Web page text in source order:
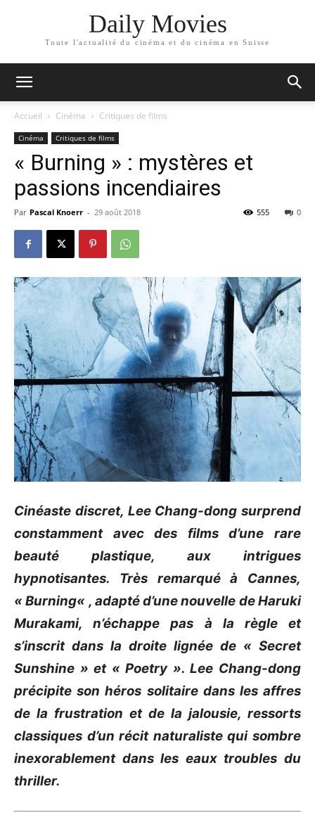
Daily Movies
Toute l'actualité du cinéma et du cinéma en Suisse
Accueil Cinéma Critiques de films
Cinéma Critiques de films
« Burning » : mystères et
passions incendiaires
Par Pascal Knoerr - 29 août 2018 0
555
Cinéaste discret, Lee Chang-dong surprend
constamment avec des films d’une rare
beauté plastique, aux intrigues
hypnotisantes. Très remarqué à Cannes,
«Burning« , adapté d’une nouvelle deHaruki
Murakami, n’échappe pas à la règle et
s’inscrit dans la droite lignée de « Secret
Sunshine » et «Poetry ». Lee Chang-dong
précipite son héros solitaire dans les affres
de la frustration et de la jalousie, ressorts
classiques d’un récit naturalistequi sombre
inexorablement dans les eaux troubles du
thriller.